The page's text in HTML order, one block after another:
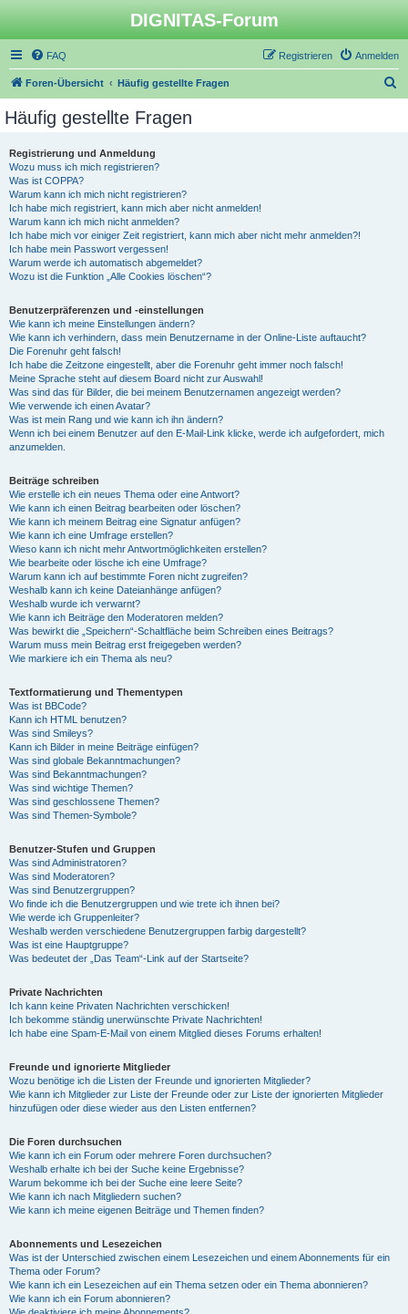
DIGNITAS-Forum
FAQ Anmelden
Registrieren
Foren-Übersicht Häufig gestellte Fragen
Häufig gestellte Fragen
Registrierung und Anmeldung
Wozu muss ich mich registrieren?
Was ist COPPA?
Warum kann ich mich nicht registrieren?
Ich habe mich registriert, kann mich aber nicht anmelden!
Warum kann ich mich nicht anmelden?
Ich habe mich vor einiger Zeit registriert, kann mich aber nicht mehr anmelden?!
Ich habe mein Passwort vergessen!
Warum werde ich automatisch abgemeldet?
Wozu ist die Funktion „Alle Cookies löschen“?
Benutzerpräferenzen und -einstellungen
Wie kann ich meine Einstellungen ändern?
Wie kann ich verhindern, dass mein Benutzername in der Online-Liste auftaucht?
Die Forenuhr geht falsch!
Ich habe die Zeitzone eingestellt, aber die Forenuhr geht immer noch falsch!
Meine Sprache steht auf diesem Board nicht zur Auswahl!
Was sind das für Bilder, die bei meinem Benutzernamen angezeigt werden?
Wie verwende ich einen Avatar?
Was ist mein Rang und wie kann ich ihn ändern?
Wenn ich bei einem Benutzer auf den E-Mail-Link klicke, werde ich aufgefordert, mich
anzumelden.
Beiträge schreiben
Wie erstelle ich ein neues Thema oder eine Antwort?
Wie kann ich einen Beitrag bearbeiten oder löschen?
Wie kann ich meinem Beitrag eine Signatur anfügen?
Wie kann ich eine Umfrage erstellen?
Wieso kann ich nicht mehr Antwortmöglichkeiten erstellen?
Wie bearbeite oder lösche ich eine Umfrage?
Warum kann ich auf bestimmte Foren nicht zugreifen?
Weshalb kann ich keine Dateianhänge anfügen?
Weshalb wurde ich verwarnt?
Wie kann ich Beiträge den Moderatoren melden?
Was bewirkt die „Speichern“-Schaltfläche beim Schreiben eines Beitrags?
Warum muss mein Beitrag erst freigegeben werden?
Wie markiere ich ein Thema als neu?
Textformatierung und Thementypen
Was ist BBCode?
Kann ich HTML benutzen?
Was sind Smileys?
Kann ich Bilder in meine Beiträge einfügen?
Was sind globale Bekanntmachungen?
Was sind Bekanntmachungen?
Was sind wichtige Themen?
Was sind geschlossene Themen?
Was sind Themen-Symbole?
Benutzer-Stufen und Gruppen
Was sind Administratoren?
Was sind Moderatoren?
Was sind Benutzergruppen?
Wo finde ich die Benutzergruppen und wie trete ich ihnen bei?
Wie werde ich Gruppenleiter?
Weshalb werden verschiedene Benutzergruppen farbig dargestellt?
Was ist eine Hauptgruppe?
Was bedeutet der „Das Team“-Link auf der Startseite?
Private Nachrichten
Ich kann keine Privaten Nachrichten verschicken!
Ich bekomme ständig unerwünschte Private Nachrichten!
Ich habe eine Spam-E-Mail von einem Mitglied dieses Forums erhalten!
Freunde und ignorierte Mitglieder
Wozu benötige ich die Listen der Freunde und ignorierten Mitglieder?
Wie kann ich Mitglieder zur Liste der Freunde oder zur Liste der ignorierten Mitglieder
hinzufügen oder diese wieder aus den Listen entfernen?
Die Foren durchsuchen
Wie kann ich ein Forum oder mehrere Foren durchsuchen?
Weshalb erhalte ich bei der Suche keine Ergebnisse?
Warum bekomme ich bei der Suche eine leere Seite?
Wie kann ich nach Mitgliedern suchen?
Wie kann ich meine eigenen Beiträge und Themen finden?
Abonnements und Lesezeichen
Was ist der Unterschied zwischen einem Lesezeichen und einem Abonnements für ein
Thema oder Forum?
Wie kann ich ein Lesezeichen auf ein Thema setzen oder ein Thema abonnieren?
Wie kann ich ein Forum abonnieren?